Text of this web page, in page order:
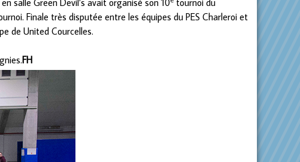
salle Green Devil’s avait organisé son 10 tournoi du
Finale très disputée entre les équipes du PES Charleroi et
de United Courcelles.
FH